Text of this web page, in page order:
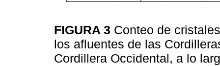
FIGURA 3 Conteo de
los afluentes de las
Cordillera Occidental, a lo